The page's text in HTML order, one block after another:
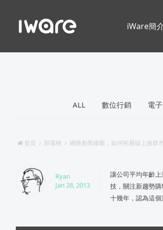
ALL 數位行銷 電
首頁 部落格 網路創業維艱，如何拓展線上族群
Ryan
Jan 28, 2013
讓公司平均年齡
技，關注新趨勢
十幾年，認為這個